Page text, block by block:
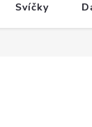
Svíčky